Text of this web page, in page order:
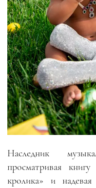
Наследник
просматривая
кролика» и